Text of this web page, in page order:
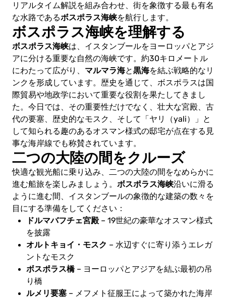
リアルタイム解説を組み合わせ、街を象徴する最も有名
な水路であるボスポラス海峡を航行します。
ボスポラス海峡を理解する
ボスポラス海峡は、イスタンブールをヨーロッパとアジ
アに分ける重要な自然の海峡です。約30キロメートル
にわたって広がり、 マルマラ海と黒海を結ぶ戦略的なリ
ンクを形成しています。歴史を通じて、ボスポラスは国
際貿易や地政学において重要な役割を果たしてきまし
た。今日では、その重要性だけでなく、壮大な宮殿、古
代の要塞、歴史的なモスク、そして「ヤリ（yali）」と
して知られる趣のあるオスマン様式の邸宅が点在する見
事な海岸線でも称賛されています。
二つの大陸の間をクルーズ
快適な観光船に乗り込み、二つの大陸の間をなめらかに
進む船旅を楽しみましょう。 ボスポラス海峡沿いに滑る
ように進む間、イスタンブールの象徴的な建築の数々を
目にする準備をしてください：
ドルマバフチェ宮殿– 19世紀の豪華なオスマン様式
を披露
オルトキョイ・モスク – 水辺すぐに寄り添うエレガ
ントなモスク
ボスポラス橋– ヨーロッパとアジアを結ぶ最初の吊
り橋
ルメリ要塞 – メフメト征服王によって築かれた海岸